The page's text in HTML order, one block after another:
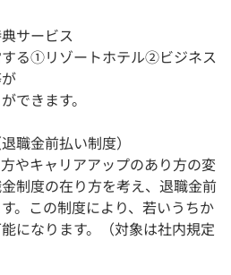
サービス
る①リゾートホテル②ビジネス
できます。
職金前払い制度）
やキャリアアップのあり方の変
制度の在り方を考え、退職金前
。この制度により、若いうちか
になります。（対象は社内規定